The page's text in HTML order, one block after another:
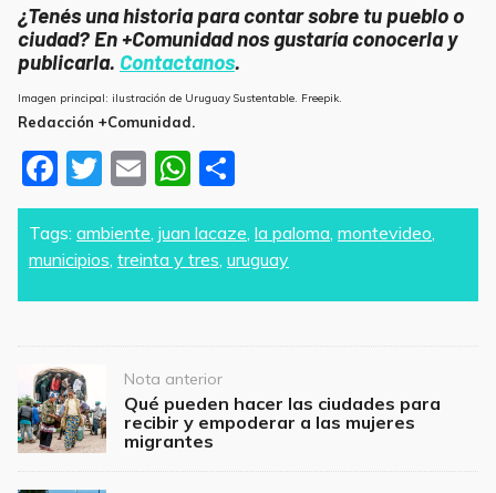
¿Tenés una historia para contar sobre tu pueblo o
ciudad? En +Comunidad nos gustaría conocerla y
publicarla. Contactanos.
Imagen principal: ilustración de Uruguay Sustentable. Freepik.
Redacción +Comunidad.
F
a
c
e
b
o
o
k
T
w
itt
er
E
m
ai
l
W
h
at
s
A
p
p
h
ar
e
Tags: ambiente, juan lacaze, la paloma, montevideo,
municipios, treinta y tres, uruguay
Post
navigation
Nota anterior
Qué pueden hacer las ciudades para
recibir y empoderar a las mujeres
migrantes